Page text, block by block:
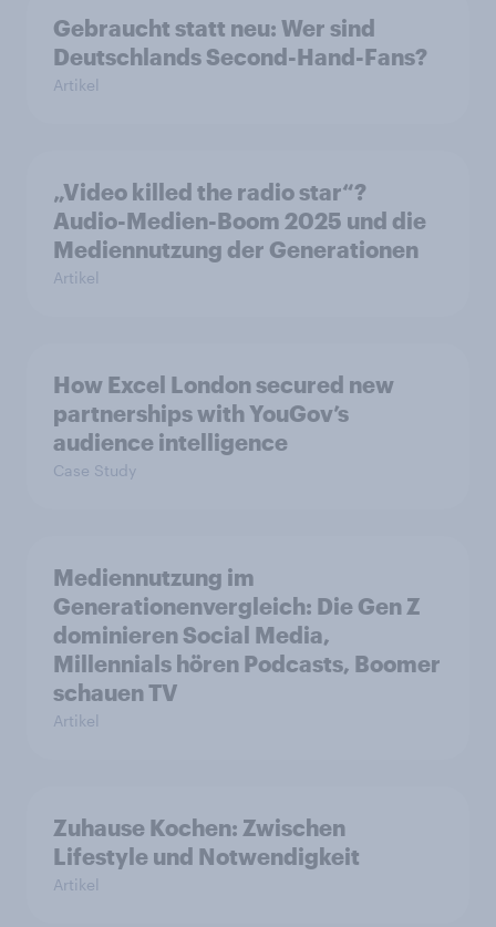
Gebraucht statt neu: Wer sind
Deutschlands Second-Hand-Fans?
Artikel
„Video killed the radio star“?
Audio-Medien-Boom 2025 und die
Mediennutzung der Generationen
Artikel
How Excel London secured new
partnerships with YouGov’s
audience intelligence
Case Study
Mediennutzung im
Generationenvergleich: Die Gen Z
dominieren Social Media,
Millennials hören Podcasts, Boomer
schauen TV
Artikel
Zuhause Kochen: Zwischen
Lifestyle und Notwendigkeit
Artikel